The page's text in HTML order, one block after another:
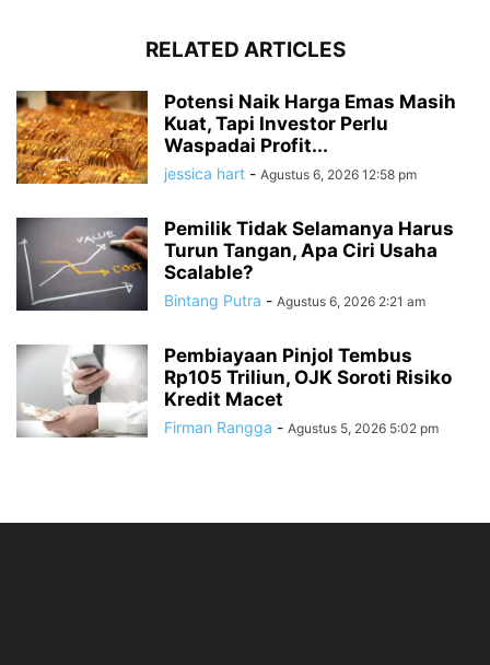
RELATED ARTICLES
Potensi Naik Harga Emas Masih
Kuat, Tapi Investor Perlu
Waspadai Profit...
jessica hart - Agustus 6, 2026 12:58 pm
Pemilik Tidak Selamanya Harus
Turun Tangan, Apa Ciri Usaha
Scalable?
Bintang Putra - Agustus 6, 2026 2:21 am
Pembiayaan Pinjol Tembus
Rp105 Triliun, OJK Soroti Risiko
Kredit Macet
Firman Rangga - Agustus 5, 2026 5:02 pm